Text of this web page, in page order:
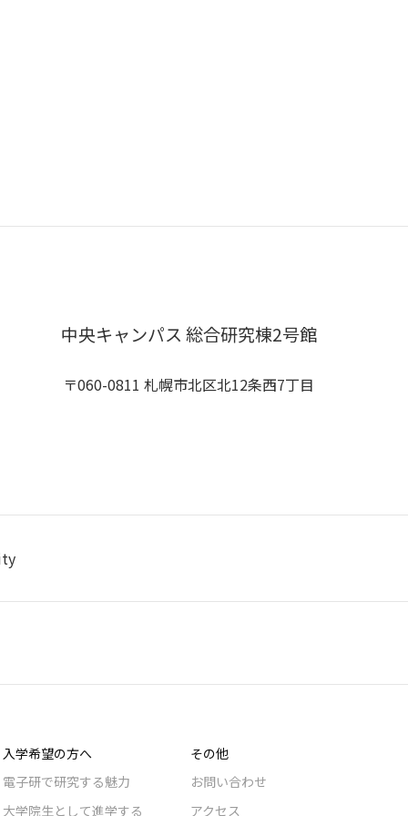
中央キャンパス 総合研究棟2号館
〒060-0811 札幌市北区北12条西7丁目
入学希望の方へ
電子研で研究する魅力
大学院生として進学する
その他
お問い合わせ
アクセス